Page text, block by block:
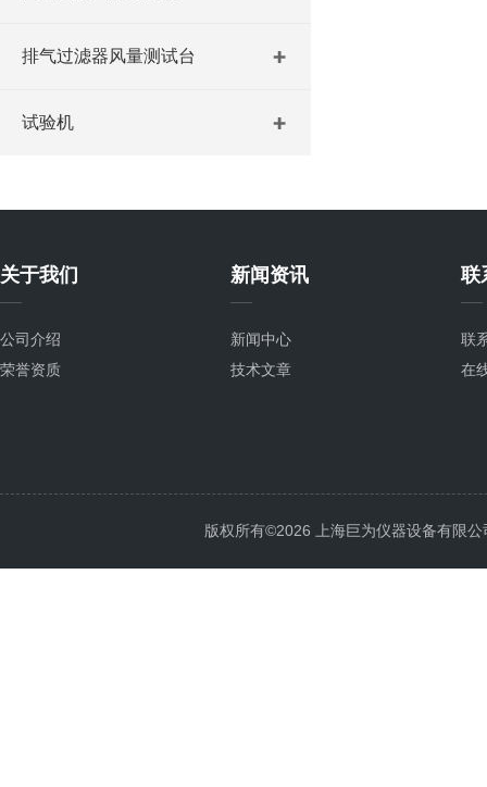
排气过滤器风量测试台
试验机
关于我们
公司介绍
荣誉资质
新闻资讯
新闻中心
技术文章
联
联
在
版权所有©2026 上海巨为仪器设备有限